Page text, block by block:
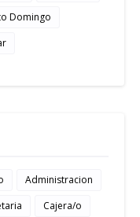
Domingo
Administracion
Cajera/o